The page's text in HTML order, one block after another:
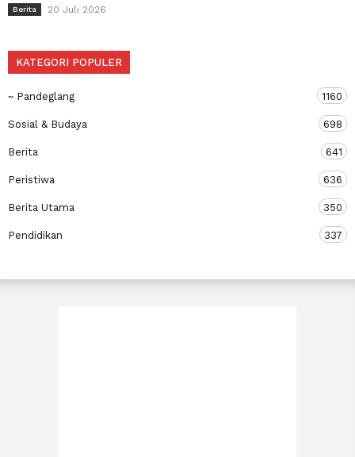
Berita 20 Juli 2026
KATEGORI POPULER
~ Pandeglang 1160
Sosial & Budaya 698
Berita 641
Peristiwa 636
Berita Utama 350
Pendidikan 337